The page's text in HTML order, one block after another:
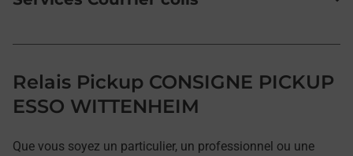
Relais Pickup CONSIGNE PICKUP
ESSO WITTENHEIM
Que vous soyez un particulier, un professionnel ou une